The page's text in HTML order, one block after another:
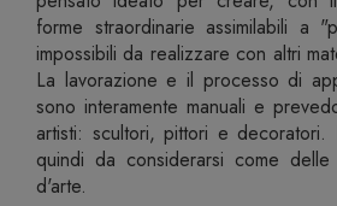
forme straordinarie assimilabili a
impossibili da realizzare con altri
La lavorazione e il processo di
sono interamente manuali e
artisti: scultori, pittori e
quindi da considerarsi come
d'arte.